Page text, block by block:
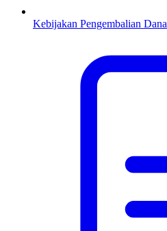
Kebijakan Pengembalian Dana